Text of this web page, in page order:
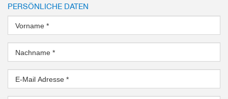
PERSÖNLICHE DATEN
Vorname *
Nachname *
E-Mail Adresse *